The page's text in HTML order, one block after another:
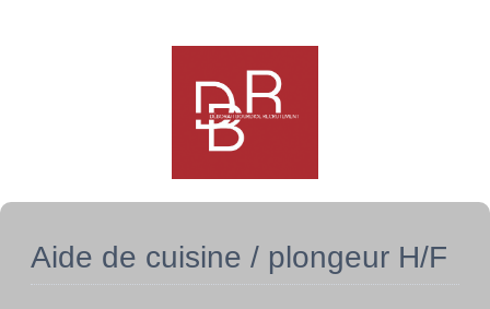
Aide de cuisine / plongeur H/F